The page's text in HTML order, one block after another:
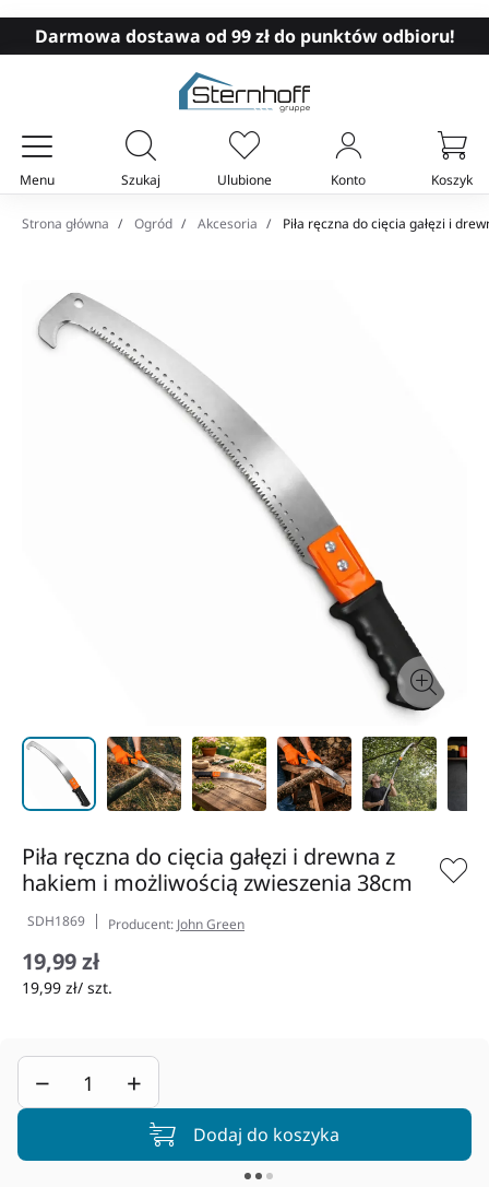
Darmowa dostawa od 99 zł do punktów odbioru!
Menu Szukaj Ulubione Konto Koszyk
Twój koszyk
Strona główna Ogród Akcesoria Piła ręczna do cięcia gałęzi i
Piła ręczna do cięcia gałęzi i drewna z
hakiem i możliwością zwieszenia 38cm
SDH1869 Producent: John Green
19,99 zł
19,99 zł/ szt.
− +
Dodaj do koszyka